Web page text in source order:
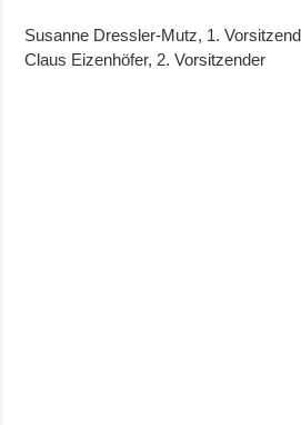
Susanne Dressler-Mutz, 1.
Claus Eizenhöfer, 2. Vorsitzender